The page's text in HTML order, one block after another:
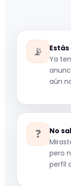
Cómo
Hay
generan
dudas.
aplicarla.
Evitar
Con las
buena
💡Un
lo
📡
Ya
aún
❓
No
pero
perfil